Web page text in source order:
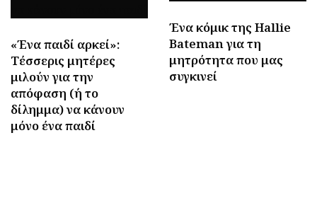
«Ένα παιδί αρκεί»:
Τέσσερις μητέρες
μιλούν για την
απόφαση (ή το
δίλημμα) να κάνουν
μόνο ένα παιδί
Ένα κόμικ της Hallie
Bateman για τη
μητρότητα που μας
συγκινεί